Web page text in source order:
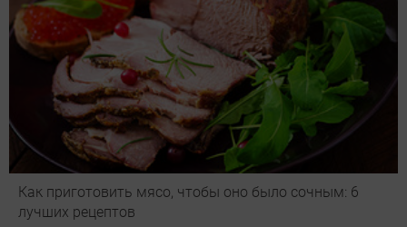
Как приготовить мясо, чтобы оно было сочным: 6
лучших рецептов